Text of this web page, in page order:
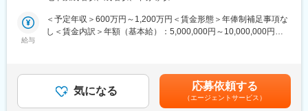
◇成長を続ける企業
当社グループ売上高は約470億円、従業員数は約1,450名規模へ成
長しています。近年も国内外で積極的な設備投資を続けており、
変更の範囲：会社の定める業務
んはシャンプーが得意なので依頼してみよう！」といった形で直
接指名で依頼が来るパターンの２つあります。また、当社では営
業と研究員の距離が近く、営業に同行してお客様に製品説明をす
・年に１回研究員が半年かけて準備する一大イベント、アイデア
コンテストがあります。自分で研究開発した製品について発表
し、実際に魅力的なものであれば商品化する可能性も！
給与
＜予定年収＞600万円～1,200万円＜賃金形態＞年俸制補足事項な
し＜賃金内訳＞年額（基本給）：5,000,000円～10,000,000円そ
当を含む）＜昇給有無＞有＜残業手当＞有＜給与補足＞※オファー
年収は経験スキルを鑑みたうえで決定するため金額が上下する可
能性があります。■昇給：年1回■賞与：決算賞与のみ※決算賞与は
気になる 応募依頼する
（エージェントサービス）